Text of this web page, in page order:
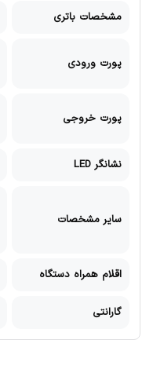
مشخصات باتری
پورت ورودی
پورت خروجی
نشانگر LED
سایر مشخصات
اقلام همراه دستگاه
گارانتی